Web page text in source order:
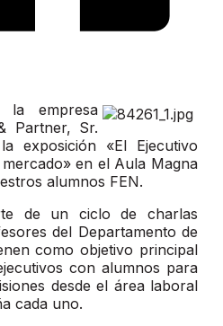
la empresa
Partner, Sr.
exposición «El Ejecutivo
en el Aula Magna
alumnos FEN.
de un ciclo de charlas
del Departamento de
como objetivo principal
con alumnos para
desde el área laboral
cada uno.